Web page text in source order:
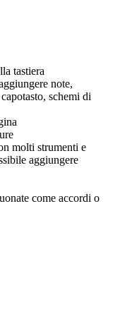
tastiera
note,
schemi di
molti strumenti e
aggiungere
come accordi o